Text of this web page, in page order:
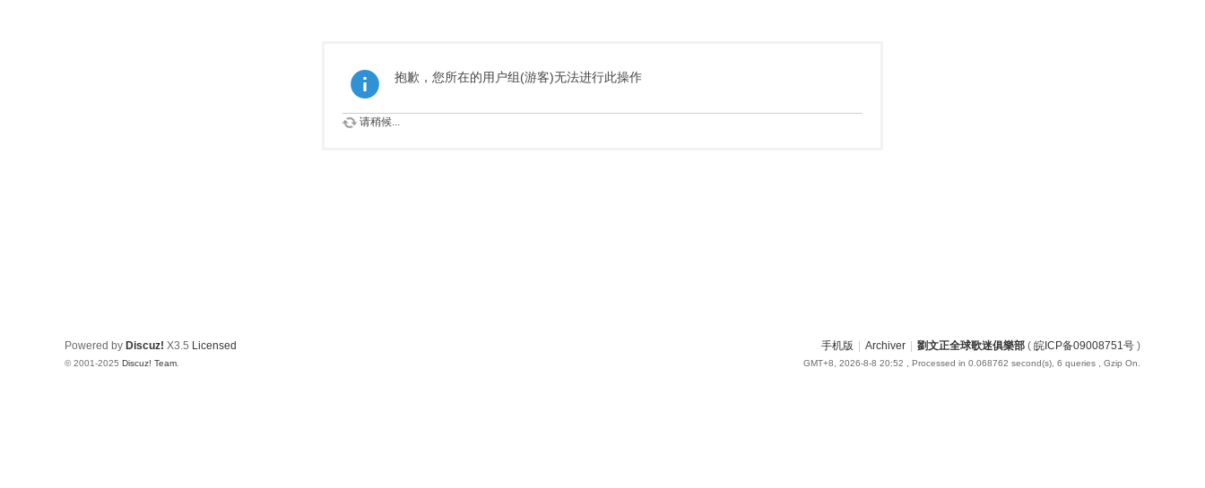
抱歉，您所在的用户组(游客)无法进行此操作
请稍候...
手机版 Archiver 劉文正全球歌迷俱樂部 ( 皖ICP备09008751号 )
GMT+8, 2026-8-8 20:52 , Processed in 0.068762 second(s), 6 queries , Gzip On.
Powered by Discuz! X3.5 Licensed
© 2001-2025 Discuz! Team